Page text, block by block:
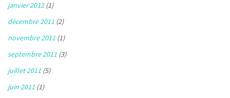
janvier 2012(1)
décembre 2011 (2)
novembre 2011 (1)
septembre 2011 (3)
juillet 2011 (5)
juin 2011 (1)